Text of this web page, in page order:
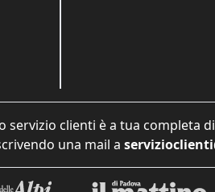
servizio clienti è a tua completa
una mail a